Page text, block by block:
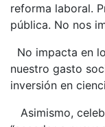
reforma laboral.
pública. No nos
No impacta en
nuestro gasto
inversión en
Asimismo,